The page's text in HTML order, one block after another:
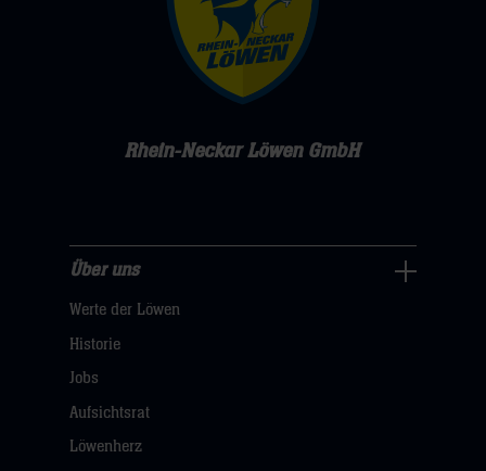
Rhein-Neckar Löwen GmbH
uns
Navigation
öffnen,
Über uns
Werte der Löwen
Historie
Jobs
Aufsichtsrat
Löwenherz